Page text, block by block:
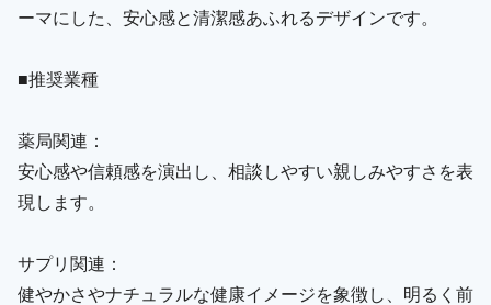
ーマにした、安心感と清潔感あふれるデザインです。
■推奨業種
薬局関連：
安心感や信頼感を演出し、相談しやすい親しみやすさを表
現します。
サプリ関連：
健やかさやナチュラルな健康イメージを象徴し、明るく前